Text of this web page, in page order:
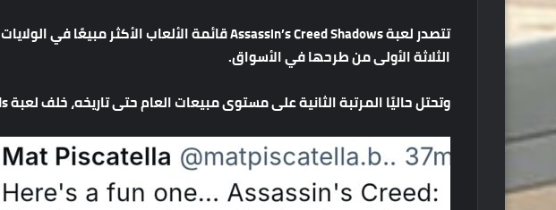
تتصدرلعبة قائمةالألعابالأكثرمبيعًافيالولايات
الثلاثةالأولىمنطرحهافيالأسواق.
وتحتلحاليًاالمرتبةالثانيةعلىمستوىمبيعاتالعامحتىتاريخه،خلفلعبة